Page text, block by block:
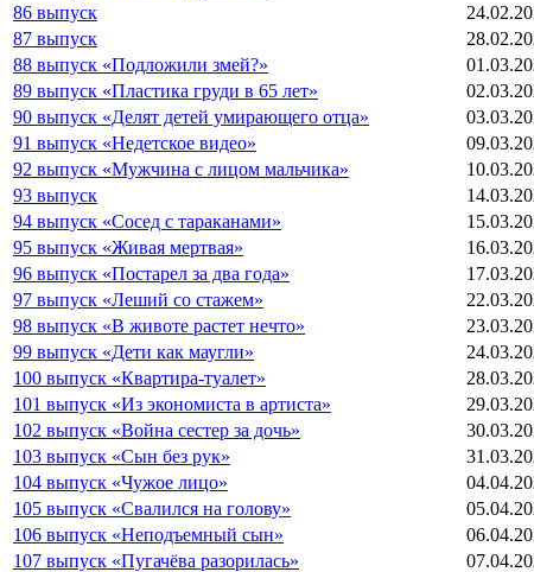
86 выпуск
87 выпуск
88 выпуск «Подложили змей?»
89 выпуск «Пластика груди в 65 лет»
90 выпуск «Делят детей умирающего отца»
91 выпуск «Недетское видео»
92 выпуск «Мужчина с лицом мальчика»
93 выпуск
94 выпуск «Сосед с тараканами»
95 выпуск «Живая мертвая»
96 выпуск «Постарел за два года»
97 выпуск «Леший со стажем»
98 выпуск «В животе растет нечто»
99 выпуск «Дети как маугли»
100 выпуск «Квартира-туалет»
101 выпуск «Из экономиста в артиста»
102 выпуск «Война сестер за дочь»
103 выпуск «Сын без рук»
104 выпуск «Чужое лицо»
105 выпуск «Свалился на голову»
106 выпуск «Неподъемный сын»
107 выпуск «Пугачёва разорилась»